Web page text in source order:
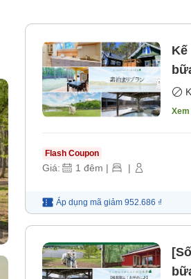
Flash Coupon
Giá: 1 đêm | |
Áp dụng mã giảm 952.686 ₫